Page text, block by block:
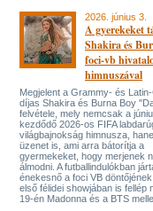
2026. június 3.
A gyerekeket
Shakira és
foci-vb
himnuszával
Megjelent a Grammy- és
díjas Shakira és Burna Boy
felvétele, mely nemcsak a
kezdődő 2026-os FIFA
világbajnokság himnusza,
üzenet is, ami arra bátorítja a
gyermekeket, hogy merjenek
álmodni. A futballindulókban
énekesnő a foci VB
első félidei showjában is fellép
19-én Madonna és a BTS